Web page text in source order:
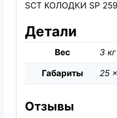
SCT КОЛОДКИ SP 259
Детали
Вес 3 кг
Габариты 25
Отзывы